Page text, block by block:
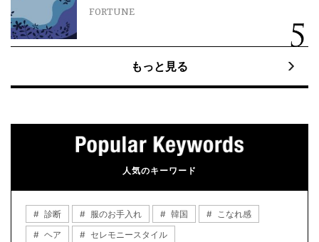
FORTUNE
もっと見る
人気のキーワード
診断 服のお手入れ 韓国
こなれ感
ヘア
セレモニースタイル